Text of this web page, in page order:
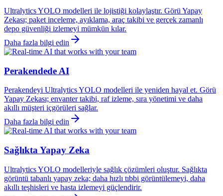
Ultralytics YOLO modelleri ile lojistiği kolaylaştır. Görü Yapay
Zekası; paket inceleme, ayıklama, araç takibi ve gerçek zamanlı
depo güvenliği izlemeyi mümkün kılar.
Daha fazla bilgi edin
Perakendede AI
Perakendeyi Ultralytics YOLO modelleri ile yeniden hayal et. Görü
Yapay Zekası; envanter takibi, raf izleme, sıra yönetimi ve daha
akıllı müşteri içgörüleri sağlar.
Daha fazla bilgi edin
Sağlıkta Yapay Zeka
Ultralytics YOLO modelleriyle sağlık çözümleri oluştur. Sağlıkta
görüntü tabanlı yapay zeka; daha hızlı tıbbi görüntülemeyi, daha
akıllı teşhisleri ve hasta izlemeyi güçlendirir.